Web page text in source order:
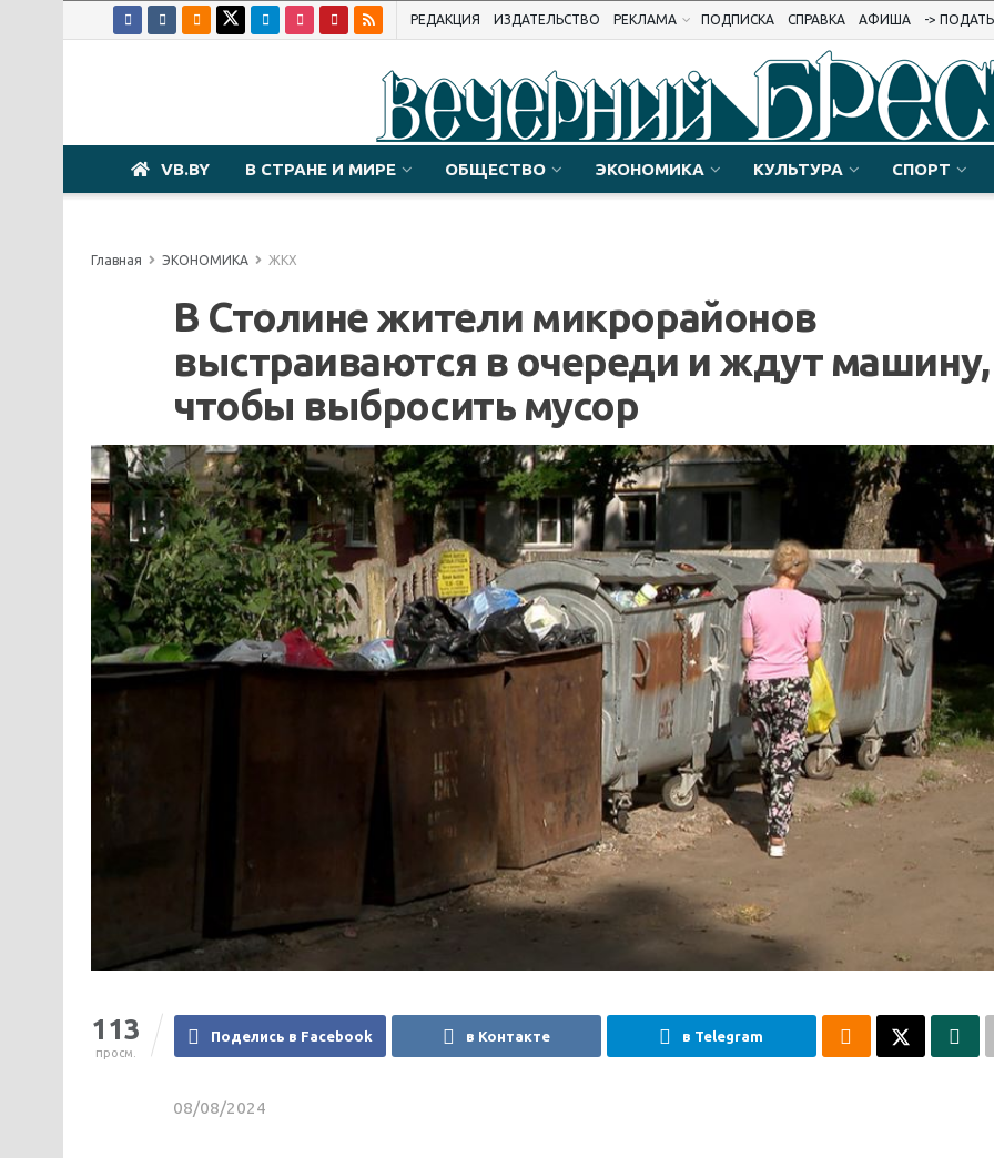
РЕДАКЦИЯ ИЗДАТЕЛЬСТВО РЕКЛАМА ПОДПИСКА СПРАВКА АФИША ->
VB.BY В СТРАНЕ И МИРЕ ОБЩЕСТВО ЭКОНОМИКА КУЛЬТУРА СПОРТ
Главная ЭКОНОМИКА ЖКХ
В Столине жители микрорайонов
выстраиваются в очереди и ждут машину,
чтобы выбросить мусор
113
просм.
Поделись в Facebook в Контакте в Telegram
08/08/2024